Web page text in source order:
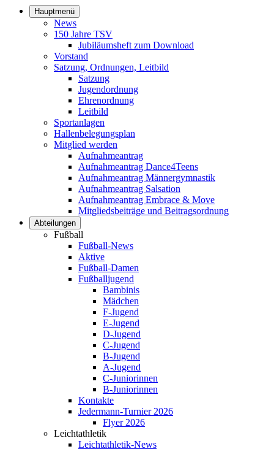
Hauptmenü
News
150 Jahre TSV
Jubiläumsheft zum Download
Vorstand
Satzung, Ordnungen, Leitbild
Satzung
Jugendordnung
Ehrenordnung
Leitbild
Sportanlagen
Hallenbelegungsplan
Mitglied werden
Aufnahmeantrag
Aufnahmeantrag Dance4Teens
Aufnahmeantrag Männergymnastik
Aufnahmeantrag Salsation
Aufnahmeantrag Embrace & Move
Mitgliedsbeiträge und Beitragsordnung
Abteilungen
Fußball
Fußball-News
Aktive
Fußball-Damen
Fußballjugend
Bambinis
Mädchen
F-Jugend
E-Jugend
D-Jugend
C-Jugend
B-Jugend
A-Jugend
C-Juniorinnen
B-Juniorinnen
Kontakte
Jedermann-Turnier 2026
Flyer 2026
Leichtathletik
Leichtathletik-News